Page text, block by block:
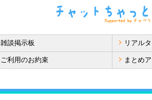
雑談掲示板 リアル
ご利用のお約束 まとめ